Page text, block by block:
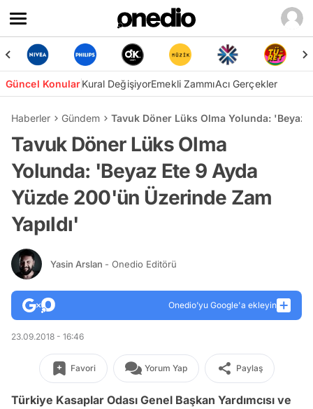
Güncel KonularKural DeğişiyorEmekli ZammıAcı Gerçekler
Haberler Gündem Tavuk Döner Lüks Olma Yolunda: 'Beyaz
Tavuk Döner Lüks Olma
Yolunda: 'Beyaz Ete 9 Ayda
Yüzde 200'ün Üzerinde Zam
Yapıldı'
Yasin Arslan - Onedio Editörü
Onedio’yu Google'a ekleyin
23.09.2018 - 16:46
Favori Yorum Yap Paylaş
Türkiye Kasaplar Odası Genel Başkan Yardımcısı ve